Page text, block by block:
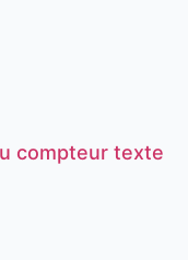
compteur texte